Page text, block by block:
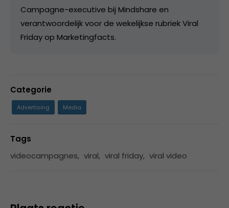
Campagne-executive bij Mindshare en
verantwoordelijk voor de wekelijkse rubriek Viral
Friday op Marketingfacts.
Categorie
Advertising Media
Tags
videocampagnes, viral, viral friday, viral video